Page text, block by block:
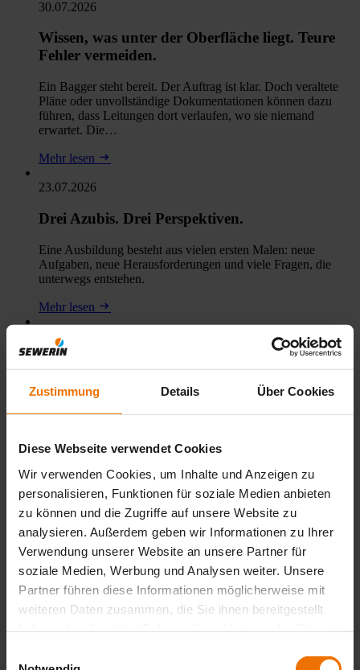
Zustimmung Details Über Cookies
Diese Webseite verwendet Cookies
Wir verwenden Cookies, um Inhalte und Anzeigen zu
personalisieren, Funktionen für soziale Medien anbieten
zu können und die Zugriffe auf unsere Website zu
analysieren. Außerdem geben wir Informationen zu Ihrer
Verwendung unserer Website an unsere Partner für
soziale Medien, Werbung und Analysen weiter. Unsere
Partner führen diese Informationen möglicherweise mit
weiteren Daten zusammen, die Sie ihnen bereitgestellt
30.07.2026
Wissen, was unter der Oberfläche liegt. Teure
Fehler vermeiden.
Ein Bagger steht bereit. Der Auftrag ist klar. Doch veraltete
Pläne oder unvollständige Dokumentationen können dazu
führen, dass Leitungen dort verlaufen, wo sie niemand
erwartet. Die…
Mehr lesen
23.07.2026
Drei Azubis. Drei Perspektiven.
Eine Ausbildung besteht aus vielen ersten Malen: neue
Aufgaben, neue Herausforderungen und viele Fragen, die
unterwegs entstehen.
Mehr lesen
15.07.2026
Erdgas heute. Wasserstoff morgen. Sind Sie für
beides gerüstet?
Die Gasnetze verändern sich und damit auch die
Rohrleitungssysteme prüft, muss sowohl Erdgas als auch
Mehr lesen
09.07.2026
Teamausflug der Forschung & Entwicklung
Unsere Forschung & Entwicklung hat die große
Herausforderung vor allem der räumlichen Trennung
entgegenzuwirken:
Mehr lesen
06.07.2026